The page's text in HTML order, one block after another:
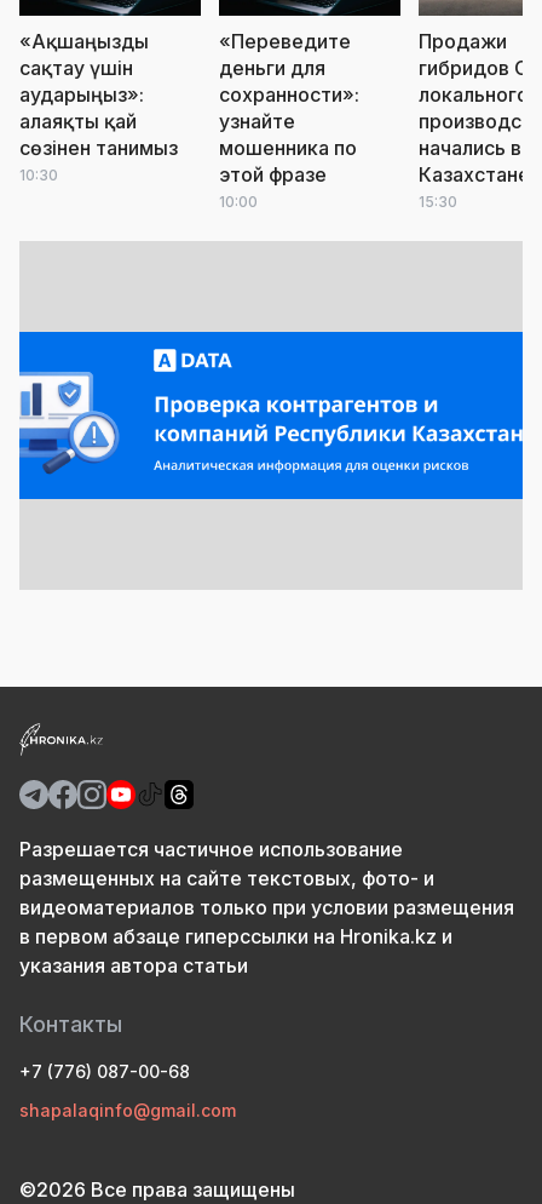
«Ақшаңызды
сақтау үшін
аударыңыз»:
алаяқты қай
сөзінен танимыз
10:30
«Переведите
деньги для
сохранности»:
узнайте
мошенника по
этой фразе
10:00
Продажи
гибридов
локального
начались в
Казахстане
15:30
Разрешается частичное использование
размещенных на сайте текстовых, фото- и
видеоматериалов только при условии размещения
в первом абзаце гиперссылки на Hronika.kz и
указания автора статьи
Контакты
+7 (776) 087-00-68
shapalaqinfo@gmail.com
©2026 Все права защищены